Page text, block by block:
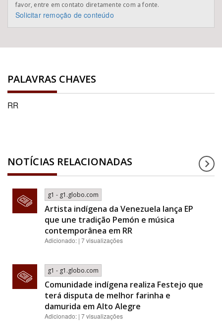
favor, entre em contato diretamente com a fonte.
Solicitar remoção de conteúdo
PALAVRAS CHAVES
RR
NOTÍCIAS RELACIONADAS
g1 - g1.globo.com
Artista indígena da Venezuela lança EP
que une tradição Pemón e música
contemporânea em RR
Adicionado: | 7 visualizações
g1 - g1.globo.com
Comunidade indígena realiza Festejo que
terá disputa de melhor farinha e
damurida em Alto Alegre
Adicionado: | 7 visualizações